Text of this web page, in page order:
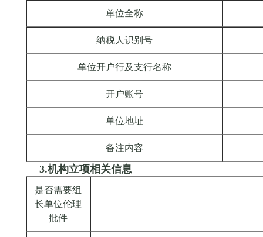
单位全称
纳税人识别号
单位开户行及支行名称
开户账号
单位地址
备注内容
3.机构立项相关信息
是否需要组
长单位伦理
批件